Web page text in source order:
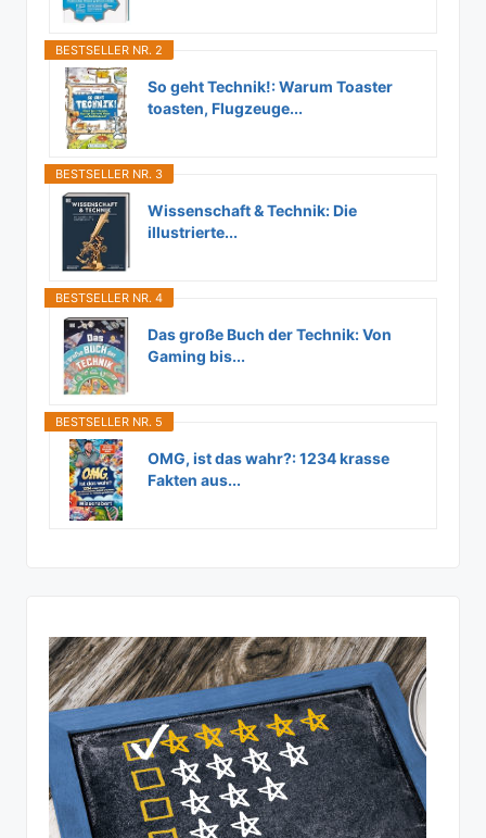
BESTSELLER NR. 2
So geht Technik!: Warum Toaster
toasten, Flugzeuge...
BESTSELLER NR. 3
Wissenschaft & Technik: Die
illustrierte...
BESTSELLER NR. 4
Das große Buch der Technik: Von
Gaming bis...
BESTSELLER NR. 5
OMG, ist das wahr?: 1234 krasse
Fakten aus...